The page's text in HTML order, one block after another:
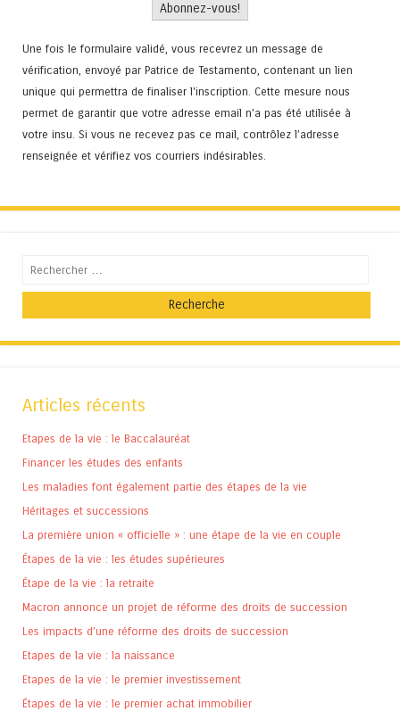
Une fois le formulaire validé, vous recevrez un message de
vérification, envoyé par Patrice de Testamento, contenant un lien
unique qui permettra de finaliser l'inscription. Cette mesure nous
permet de garantir que votre adresse email n’a pas été utilisée à
votre insu. Si vous ne recevez pas ce mail, contrôlez l’adresse
renseignée et vérifiez vos courriers indésirables.
Recherche
Articles récents
Etapes de la vie : le Baccalauréat
Financer les études des enfants
Les maladies font également partie des étapes de la vie
Héritages et successions
La première union « officielle » : une étape de la vie en couple
Étapes de la vie : les études supérieures
Étape de la vie : la retraite
Macron annonce un projet de réforme des droits de succession
Les impacts d’une réforme des droits de succession
Etapes de la vie : la naissance
Etapes de la vie : le premier investissement
Étapes de la vie : le premier achat immobilier